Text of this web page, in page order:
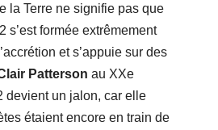
la Terre ne signifie pas que
s’est formée extrêmement
et s’appuie sur des
Patterson au XXe
devient un jalon, car elle
étaient encore en train de